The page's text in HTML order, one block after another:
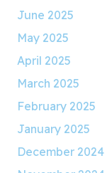
June 2025
May 2025
April 2025
March 2025
February 2025
January 2025
December 2024